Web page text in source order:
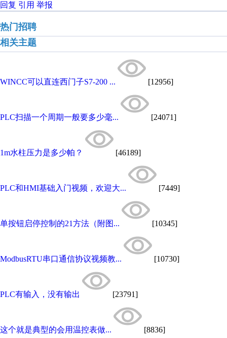
回复 引用 举报
热门招聘
相关主题
WINCC可以直连西门子S7-200 ... [12956]
PLC扫描一个周期一般要多少毫... [24071]
1m水柱压力是多少帕？ [46189]
PLC和HMI基础入门视频，欢迎大... [7449]
单按钮启停控制的21方法（附图... [10345]
ModbusRTU串口通信协议视频教... [10730]
PLC有输入，没有输出 [23791]
这个就是典型的会用温控表做... [8836]